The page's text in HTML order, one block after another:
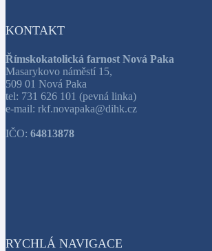
KONTAKT
Římskokatolická farnost Nová Paka
Masarykovo náměstí 15,
509 01 Nová Paka
tel: 731 626 101 (pevná linka)
e-mail: rkf.novapaka@dihk.cz
IČO: 64813878
RYCHLÁ NAVIGACE